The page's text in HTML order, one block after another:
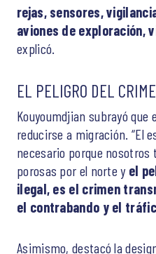
rejas, sensores,
aviones de exploración,
explicó.
EL PELIGRO DEL
Kouyoumdjian subrayó que
reducirse a migración. “El
necesario porque
porosas por el norte y el
ilegal, es el crimen
el contrabando y el
Asimismo, destacó la